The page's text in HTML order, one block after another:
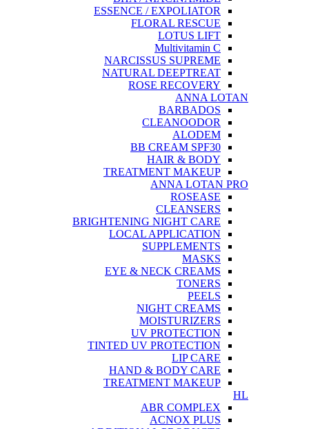
ESSENCE / EXPOLIATOR
FLORAL RESCUE
LOTUS LIFT
Multivitamin C
NARCISSUS SUPREME
NATURAL DEEPTREAT
ROSE RECOVERY
ANNA LOTAN
BARBADOS
CLEANOODOR
ALODEM
BB CREAM SPF30
HAIR & BODY
TREATMENT MAKEUP
ANNA LOTAN PRO
ROSEASE
CLEANSERS
BRIGHTENING NIGHT CARE
LOCAL APPLICATION
SUPPLEMENTS
MASKS
EYE & NECK CREAMS
TONERS
PEELS
NIGHT CREAMS
MOISTURIZERS
UV PROTECTION
TINTED UV PROTECTION
LIP CARE
HAND & BODY CARE
TREATMENT MAKEUP
HL
ABR COMPLEX
ACNOX PLUS